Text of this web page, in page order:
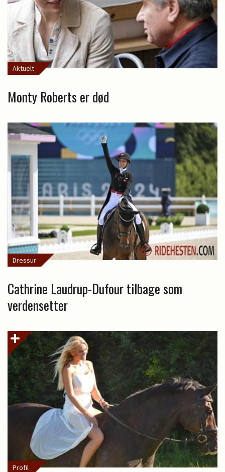
Aktuelt
Monty Roberts er død
Dressur
Cathrine Laudrup-Dufour tilbage som
verdensetter
Profil